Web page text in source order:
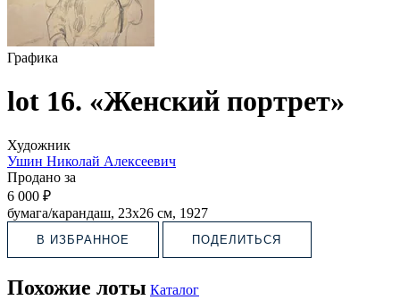
Графика
lot 16. «Женский портрет»
Художник
Ушин Николай Алексеевич
Продано за
6 000 ₽
бумага/карандаш, 23х26 см, 1927
В ИЗБРАННОЕ ПОДЕЛИТЬСЯ
Похожие лоты Каталог